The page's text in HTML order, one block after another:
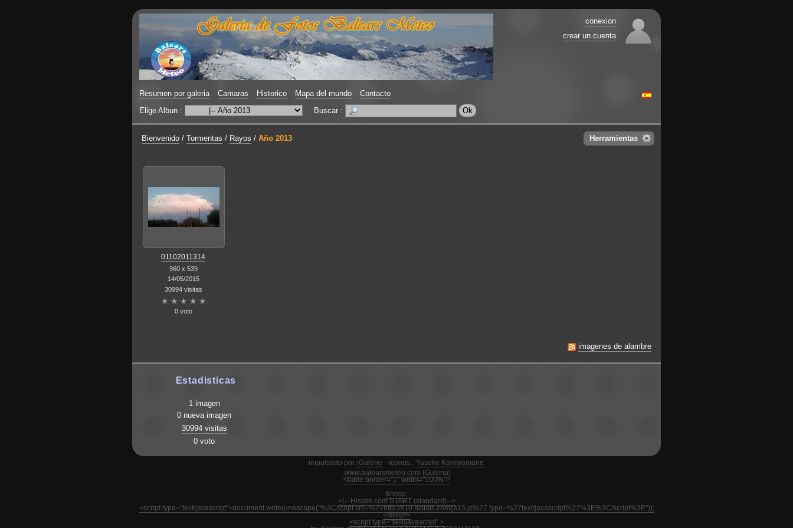
conexion
crear un cuenta
Resumen por galeria Camaras Historico Mapa del mundo
Contacto
Elige Albun :
Buscar :
Herramientas
Bienvenido / Tormentas / Rayos / Año 2013
01102011314
960 x 539
14/05/2015
30994 visitas
0 voto
imagenes de alambre
Estadisticas
1 imagen
0 nueva imagen
30994 visitas
0 voto
impulsado por iGalerie - iconos : Yusuke Kamiyamane
www.balearsmeteo.com (Galeria)
<table border="1" width="100%">
&nbsp;
<!-- Histats.com START (standard)-->
<script type="text/javascript">document.write(unescape("%3Cscript src=%27http://s10.histats.com/js15.js%27 type=%27text/javascript%27%3E%3C/script%3E"));
</script>
<script type="text/javascript" >